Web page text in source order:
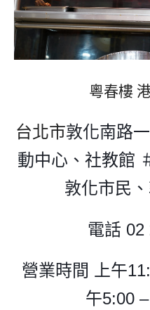
粵春樓
台北市敦化南路
動中心、社教館
敦化市民
電話 02
營業時間 上午
午5:00